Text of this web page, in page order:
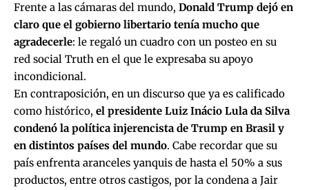
Frente a las cámaras del mundo, Donald Trump dejó en
claro que el gobierno libertario tenía mucho que
agradecerle: le regaló un cuadro con un posteo en su
red social Truth en el que le expresaba su apoyo
incondicional.
En contraposición, en un discurso que ya es calificado
como histórico, el presidente Luiz Inácio Lula da Silva
condenó la política injerencista de Trump en Brasil y
en distintos países del mundo. Cabe recordar que su
país enfrenta aranceles yanquis de hasta el 50% a sus
productos, entre otros castigos, por la condena a Jair